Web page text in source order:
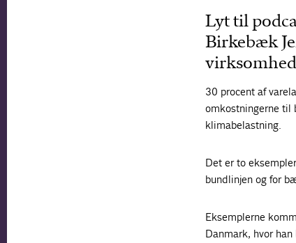
Lyt til
Birkebæk
30 procent af
omkostningerne til
klimabelastning.
Det er to
bundlinjen og for
Eksemplerne
Danmark, hvor